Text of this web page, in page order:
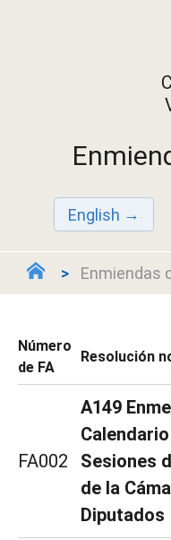
English
Enmiendas
Número
de FA
Resolución
FA002
A149
Sesiones
de la
Diputados